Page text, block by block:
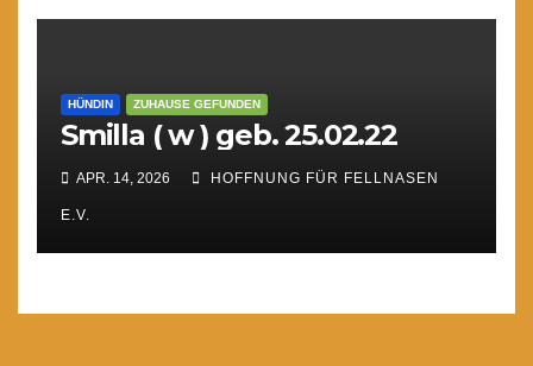
HÜNDIN ZUHAUSE GEFUNDEN
Smilla ( w ) geb. 25.02.22
APR. 14, 2026 HOFFNUNG FÜR FELLNASEN
E.V.